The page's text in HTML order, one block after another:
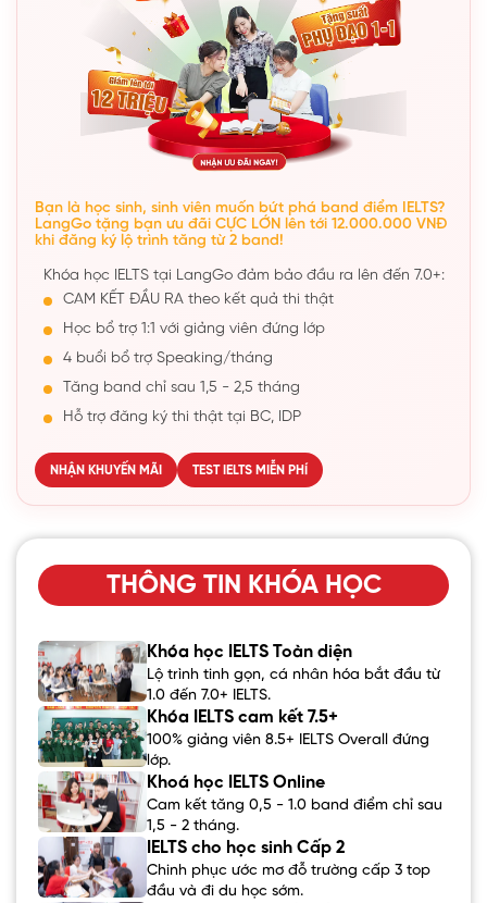
Bạn là học sinh, sinh viên muốn bứt phá band điểm IELTS?
LangGo tặng bạn ưu đãi CỰC LỚN lên tới 12.000.000 VNĐ
khi đăng ký lộ trình tăng từ 2 band!
Khóa học IELTS tại LangGo đảm bảo đầu ra lên đến 7.0+:
CAM KẾT ĐẦU RA theo kết quả thi thật
Học bổ trợ 1:1 với giảng viên đứng lớp
4 buổi bổ trợ Speaking/tháng
Tăng band chỉ sau 1,5 - 2,5 tháng
Hỗ trợ đăng ký thi thật tại BC, IDP
NHẬN KHUYẾN MÃI TEST IELTS MIỄN PHÍ
THÔNG TIN KHÓA HỌC
Khóa học IELTS Toàn diện
Lộ trình tinh gọn, cá nhân hóa bắt đầu từ
1.0 đến 7.0+ IELTS.
Khóa IELTS cam kết 7.5+
100% giảng viên 8.5+ IELTS Overall đứng
lớp.
Khoá học IELTS Online
Cam kết tăng 0,5 - 1.0 band điểm chỉ sau
1,5 - 2 tháng.
IELTS cho học sinh Cấp 2
Chinh phục ước mơ đỗ trường cấp 3 top
đầu và đi du học sớm.